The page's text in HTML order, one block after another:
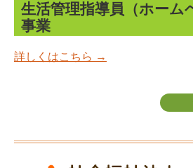
生活管理指導員（ホーム
事業
詳しくはこちら →